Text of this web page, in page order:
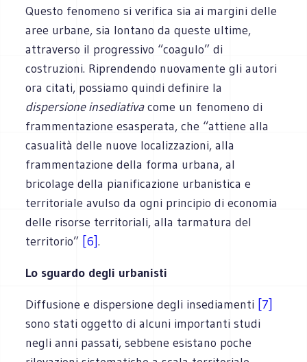
Questo fenomeno si verifica sia ai margini delle
aree urbane, sia lontano da queste ultime,
attraverso il progressivo “coagulo” di
costruzioni. Riprendendo nuovamente gli autori
ora citati, possiamo quindi definire la
dispersione insediativacome un fenomeno di
frammentazione esasperata, che “attiene alla
casualità delle nuove localizzazioni, alla
frammentazione della forma urbana, al
bricolage della pianificazione urbanistica e
territoriale avulso da ogni principio di economia
delle risorse territoriali, alla tarmatura del
territorio” [6].
Lo sguardo degli urbanisti
Diffusione e dispersione degli insediamenti [7]
sono stati oggetto di alcuni importanti studi
negli anni passati, sebbene esistano poche